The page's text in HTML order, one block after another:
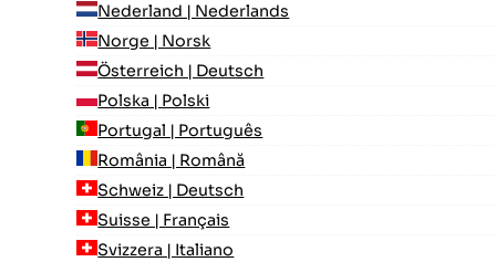
Nederland | Nederlands
Norge | Norsk
Österreich | Deutsch
Polska | Polski
Portugal | Português
România | Română
Schweiz | Deutsch
Suisse | Français
Svizzera | Italiano